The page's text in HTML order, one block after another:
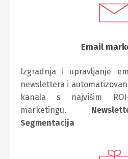
Email
Izgradnja i upravljanje
newslettera i
kanala s najvišim
marketingu.
Segmentacija